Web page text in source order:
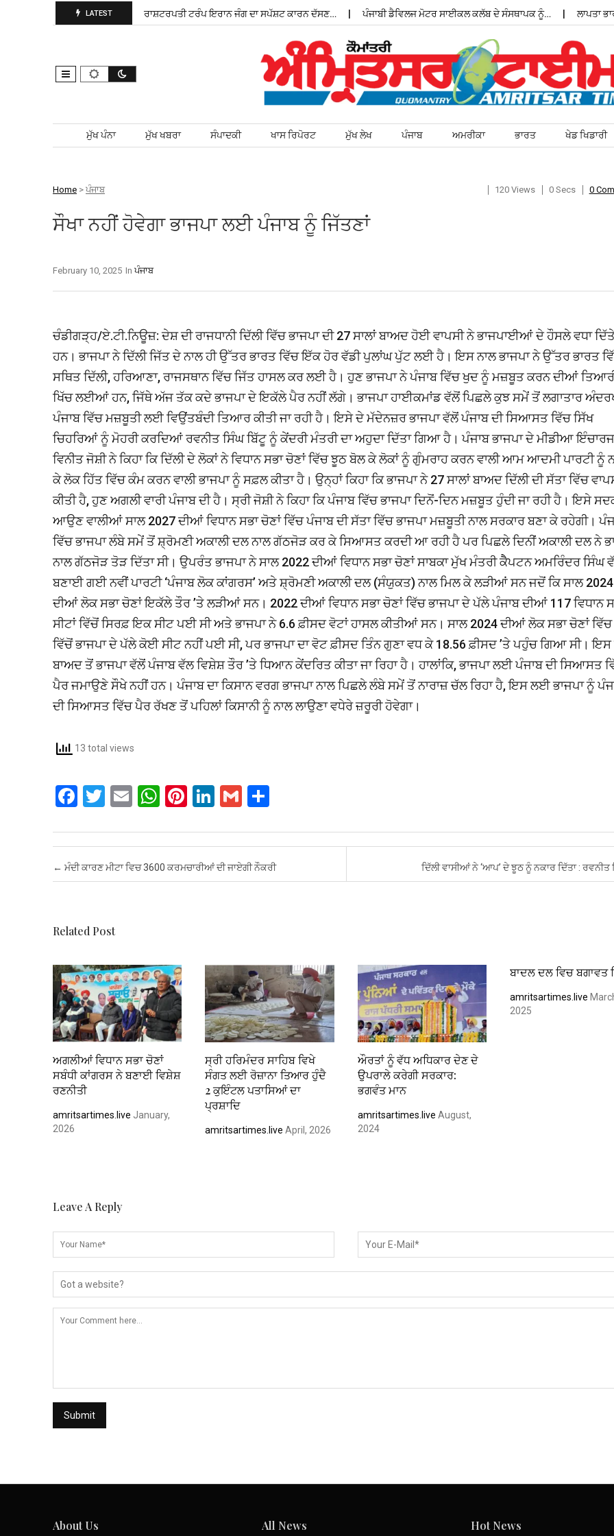
LATEST
ਚੋਣ ਲਈ ਮੈਦਾਨ ਵਿੱਚ ਨਿਤਰੀ ਰਾਸ਼ਟਰਪਤੀ ਟਰੰਪ ਇਰਾਨ ਜੰਗ ਦਾ ਸਪੱਸ਼ਟ ਕਾਰਨ ਦੱਸਣ… ਪੰਜਾਬੀ ਡੈਵਿਲਜ ਮੋਟਰ ਸਾਈਕਲ ਕਲੱਬ ਦੇ ਸੰਸਥਾਪਕ ਨੂੰ… ਲਾਪਤਾ
Skip to content
ਮੁੱਖ ਪੰਨਾ ਮੁੱਖ ਖਬਰਾ ਸੰਪਾਦਕੀ ਖਾਸ ਰਿਪੋਰਟ ਮੁੱਖ ਲੇਖ ਪੰਜਾਬ ਅਮਰੀਕਾ ਭਾਰਤ ਖੇਡ ਖਿਡਾਰੀ
Home > ਪੰਜਾਬ 120 Views 0 Secs 0
ਸੌਖਾ ਨਹੀਂ ਹੋਵੇਗਾ ਭਾਜਪਾ ਲਈ ਪੰਜਾਬ ਨੂੰ ਜਿੱਤਣਾਂ
In ਪੰਜਾਬ
February 10, 2025
ਚੰਡੀਗੜ੍ਹ/ਏ.ਟੀ.ਨਿਊਜ਼: ਦੇਸ਼ ਦੀ ਰਾਜਧਾਨੀ ਦਿੱਲੀ ਵਿੱਚ ਭਾਜਪਾ ਦੀ 27 ਸਾਲਾਂ ਬਾਅਦ ਹੋਈ ਵਾਪਸੀ ਨੇ ਭਾਜਪਾਈਆਂ ਦੇ ਹੌਸਲੇ ਵਧਾ
ਹਨ। ਭਾਜਪਾ ਨੇ ਦਿੱਲੀ ਜਿੱਤ ਦੇ ਨਾਲ ਹੀ ਉੱਤਰ ਭਾਰਤ ਵਿੱਚ ਇੱਕ ਹੋਰ ਵੱਡੀ ਪੁਲਾਂਘ ਪੁੱਟ ਲਈ ਹੈ। ਇਸ ਨਾਲ ਭਾਜਪਾ ਨੇ ਉੱਤਰ ਭਾਰਤ
ਸਥਿਤ ਦਿੱਲੀ, ਹਰਿਆਣਾ, ਰਾਜਸਥਾਨ ਵਿੱਚ ਜਿੱਤ ਹਾਸਲ ਕਰ ਲਈ ਹੈ। ਹੁਣ ਭਾਜਪਾ ਨੇ ਪੰਜਾਬ ਵਿੱਚ ਖੁਦ ਨੂੰ ਮਜ਼ਬੂਤ ਕਰਨ ਦੀਆਂ
ਖਿੱਚ ਲਈਆਂ ਹਨ, ਜਿੱਥੇ ਅੱਜ ਤੱਕ ਕਦੇ ਭਾਜਪਾ ਦੇ ਇਕੱਲੇ ਪੈਰ ਨਹੀਂ ਲੱਗੇ। ਭਾਜਪਾ ਹਾਈਕਮਾਂਡ ਵੱਲੋਂ ਪਿਛਲੇ ਕੁਝ ਸਮੇਂ ਤੋਂ ਲਗਾਤਾਰ
ਪੰਜਾਬ ਵਿੱਚ ਮਜ਼ਬੂਤੀ ਲਈ ਵਿਉਂਤਬੰਦੀ ਤਿਆਰ ਕੀਤੀ ਜਾ ਰਹੀ ਹੈ। ਇਸੇ ਦੇ ਮੱਦੇਨਜ਼ਰ ਭਾਜਪਾ ਵੱਲੋਂ ਪੰਜਾਬ ਦੀ ਸਿਆਸਤ ਵਿੱਚ ਸਿੱਖ
ਚਿਹਰਿਆਂ ਨੂੰ ਮੋਹਰੀ ਕਰਦਿਆਂ ਰਵਨੀਤ ਸਿੰਘ ਬਿੱਟੂ ਨੂੰ ਕੇਂਦਰੀ ਮੰਤਰੀ ਦਾ ਅਹੁਦਾ ਦਿੱਤਾ ਗਿਆ ਹੈ। ਪੰਜਾਬ ਭਾਜਪਾ ਦੇ ਮੀਡੀਆ ਇੰਚਾਰਜ
ਵਿਨੀਤ ਜੋਸ਼ੀ ਨੇ ਕਿਹਾ ਕਿ ਦਿੱਲੀ ਦੇ ਲੋਕਾਂ ਨੇ ਵਿਧਾਨ ਸਭਾ ਚੋਣਾਂ ਵਿੱਚ ਝੂਠ ਬੋਲ ਕੇ ਲੋਕਾਂ ਨੂੰ ਗੁੰਮਰਾਹ ਕਰਨ ਵਾਲੀ ਆਮ ਆਦਮੀ ਪਾਰਟੀ ਨੂੰ
ਕੇ ਲੋਕ ਹਿੱਤ ਵਿੱਚ ਕੰਮ ਕਰਨ ਵਾਲੀ ਭਾਜਪਾ ਨੂੰ ਸਫ਼ਲ ਕੀਤਾ ਹੈ। ਉਨ੍ਹਾਂ ਕਿਹਾ ਕਿ ਭਾਜਪਾ ਨੇ 27 ਸਾਲਾਂ ਬਾਅਦ ਦਿੱਲੀ ਦੀ ਸੱਤਾ ਵਿੱਚ
ਕੀਤੀ ਹੈ, ਹੁਣ ਅਗਲੀ ਵਾਰੀ ਪੰਜਾਬ ਦੀ ਹੈ। ਸ੍ਰੀ ਜੋਸ਼ੀ ਨੇ ਕਿਹਾ ਕਿ ਪੰਜਾਬ ਵਿੱਚ ਭਾਜਪਾ ਦਿਨੋਂ-ਦਿਨ ਮਜ਼ਬੂਤ ਹੁੰਦੀ ਜਾ ਰਹੀ ਹੈ। ਇਸੇ
ਆਉਣ ਵਾਲੀਆਂ ਸਾਲ 2027 ਦੀਆਂ ਵਿਧਾਨ ਸਭਾ ਚੋਣਾਂ ਵਿੱਚ ਪੰਜਾਬ ਦੀ ਸੱਤਾ ਵਿੱਚ ਭਾਜਪਾ ਮਜ਼ਬੂਤੀ ਨਾਲ ਸਰਕਾਰ ਬਣਾ ਕੇ ਰਹੇਗੀ।
ਵਿੱਚ ਭਾਜਪਾ ਲੰਬੇ ਸਮੇਂ ਤੋਂ ਸ਼੍ਰੋਮਣੀ ਅਕਾਲੀ ਦਲ ਨਾਲ ਗੱਠਜੋੜ ਕਰ ਕੇ ਸਿਆਸਤ ਕਰਦੀ ਆ ਰਹੀ ਹੈ ਪਰ ਪਿਛਲੇ ਦਿਨੀਂ ਅਕਾਲੀ ਦਲ ਨੇ
ਨਾਲ ਗੱਠਜੋੜ ਤੋੜ ਦਿੱਤਾ ਸੀ। ਉਪਰੰਤ ਭਾਜਪਾ ਨੇ ਸਾਲ 2022 ਦੀਆਂ ਵਿਧਾਨ ਸਭਾ ਚੋਣਾਂ ਸਾਬਕਾ ਮੁੱਖ ਮੰਤਰੀ ਕੈੈਪਟਨ ਅਮਰਿੰਦਰ ਸਿੰਘ
ਬਣਾਈ ਗਈ ਨਵੀਂ ਪਾਰਟੀ ‘ਪੰਜਾਬ ਲੋਕ ਕਾਂਗਰਸ’ ਅਤੇ ਸ਼੍ਰੋਮਣੀ ਅਕਾਲੀ ਦਲ (ਸੰਯੁਕਤ) ਨਾਲ ਮਿਲ ਕੇ ਲੜੀਆਂ ਸਨ ਜਦੋਂ ਕਿ ਸਾਲ 2024
ਦੀਆਂ ਲੋਕ ਸਭਾ ਚੋਣਾਂ ਇਕੱਲੇ ਤੌਰ ’ਤੇ ਲੜੀਆਂ ਸਨ। 2022 ਦੀਆਂ ਵਿਧਾਨ ਸਭਾ ਚੋਣਾਂ ਵਿੱਚ ਭਾਜਪਾ ਦੇ ਪੱਲੇ ਪੰਜਾਬ ਦੀਆਂ 117 ਵਿਧਾਨ
ਸੀਟਾਂ ਵਿੱਚੋਂ ਸਿਰਫ਼ ਇਕ ਸੀਟ ਪਈ ਸੀ ਅਤੇ ਭਾਜਪਾ ਨੇ 6.6 ਫ਼ੀਸਦ ਵੋਟਾਂ ਹਾਸਲ ਕੀਤੀਆਂ ਸਨ। ਸਾਲ 2024 ਦੀਆਂ ਲੋਕ ਸਭਾ ਚੋਣਾਂ ਵਿੱਚ
ਵਿੱਚੋਂ ਭਾਜਪਾ ਦੇ ਪੱਲੇ ਕੋਈ ਸੀਟ ਨਹੀਂ ਪਈ ਸੀ, ਪਰ ਭਾਜਪਾ ਦਾ ਵੋਟ ਫ਼ੀਸਦ ਤਿੰਨ ਗੁਣਾ ਵਧ ਕੇ 18.56 ਫ਼ੀਸਦ ’ਤੇ ਪਹੁੰਚ ਗਿਆ ਸੀ।
ਬਾਅਦ ਤੋਂ ਭਾਜਪਾ ਵੱਲੋਂ ਪੰਜਾਬ ਵੱਲ ਵਿਸ਼ੇਸ਼ ਤੌਰ ’ਤੇ ਧਿਆਨ ਕੇਂਦਰਿਤ ਕੀਤਾ ਜਾ ਰਿਹਾ ਹੈ। ਹਾਲਾਂਕਿ, ਭਾਜਪਾ ਲਈ ਪੰਜਾਬ ਦੀ ਸਿਆਸਤ
ਪੈਰ ਜਮਾਉਣੇ ਸੌਖੇ ਨਹੀਂ ਹਨ। ਪੰਜਾਬ ਦਾ ਕਿਸਾਨ ਵਰਗ ਭਾਜਪਾ ਨਾਲ ਪਿਛਲੇ ਲੰਬੇ ਸਮੇਂ ਤੋਂ ਨਾਰਾਜ਼ ਚੱਲ ਰਿਹਾ ਹੈ, ਇਸ ਲਈ ਭਾਜਪਾ ਨੂੰ
ਦੀ ਸਿਆਸਤ ਵਿੱਚ ਪੈਰ ਰੱਖਣ ਤੋਂ ਪਹਿਲਾਂ ਕਿਸਾਨੀ ਨੂੰ ਨਾਲ ਲਾਉਣਾ ਵਧੇਰੇ ਜ਼ਰੂਰੀ ਹੋਵੇਗਾ।
13 total views
F
ce
b
o
k
T
tt
er
E
ail
W
at
s
A
Pi
er
es
t
Li
ke
dI
n
G
ail ar
e
Post navigation
← ਮੰਦੀ ਕਾਰਣ ਮੀਟਾ ਵਿਚ 3600 ਕਰਮਚਾਰੀਆਂ ਦੀ ਜਾਏਗੀ ਨੌਕਰੀ ਦਿੱਲੀ ਵਾਸੀਆਂ ਨੇ ‘ਆਪ’ ਦੇ ਝੂਠ ਨੂੰ ਨਕਾਰ ਦਿੱਤਾ : ਰਵਨੀਤ
Related Post
ਅਗਲੀਆਂ ਵਿਧਾਨ ਸਭਾ ਚੋਣਾਂ
ਸਬੰਧੀ ਕਾਂਗਰਸ ਨੇ ਬਣਾਈ ਵਿਸ਼ੇਸ਼
ਰਣਨੀਤੀ
amritsartimes.live January,
2026
ਸ੍ਰੀ ਹਰਿਮੰਦਰ ਸਾਹਿਬ ਵਿਖੇ
ਸੰਗਤ ਲਈ ਰੋਜ਼ਾਨਾ ਤਿਆਰ ਹੁੰਦੈ
2 ਕੁਇੰਟਲ ਪਤਾਸਿਆਂ ਦਾ
ਪ੍ਰਸ਼ਾਦਿ
amritsartimes.live April, 2026
ਔਰਤਾਂ ਨੂੰ ਵੱਧ ਅਧਿਕਾਰ ਦੇਣ ਦੇ
ਉਪਰਾਲੇ ਕਰੇਗੀ ਸਰਕਾਰ:
ਭਗਵੰਤ ਮਾਨ
amritsartimes.live August,
2024
ਬਾਦਲ ਦਲ ਵਿਚ ਬਗਾਵਤ
amritsartimes.live
2025
Leave A Reply
About Us All News Hot News